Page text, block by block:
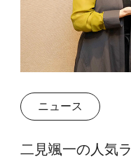
ニュース
二見颯一の人気